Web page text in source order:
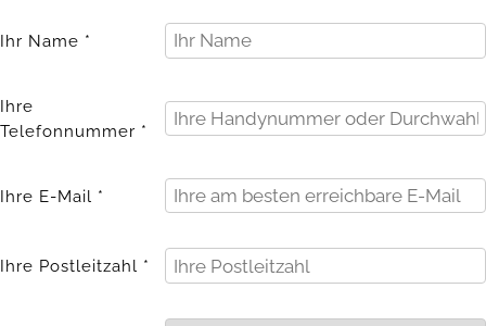
Ihr Name *
Ihre
Telefonnummer *
Ihre E-Mail *
Ihre Postleitzahl *